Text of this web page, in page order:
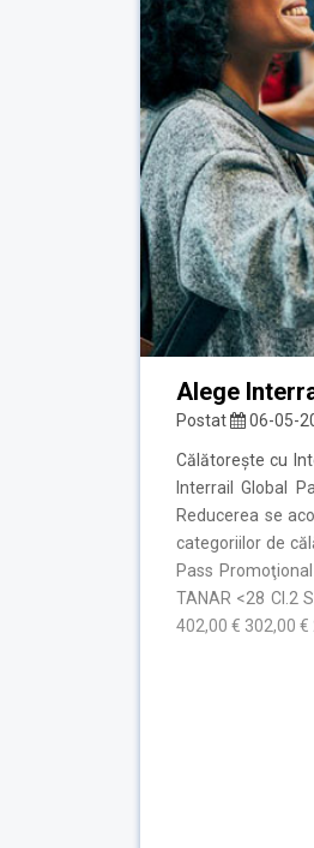
Alege
Postat 06-05-
Călătorește cu
Interrail Global
Reducerea se
categoriilor de
Pass Promoţional
TANAR <28 Cl.2
402,00 € 302,00 €